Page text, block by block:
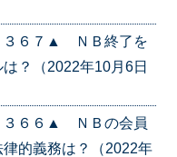
３６７▲ ＮＢ終了を
？（2022年10月6日
３６６▲ ＮＢの会員
的義務は？（2022年